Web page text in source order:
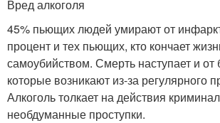
Вред алкоголя
45% пьющих людей умирают от
процент и тех пьющих, кто кончает
самоубийством. Смерть наступает и от
которые возникают из-за регулярного
Алкоголь толкает на действия
необдуманные проступки.